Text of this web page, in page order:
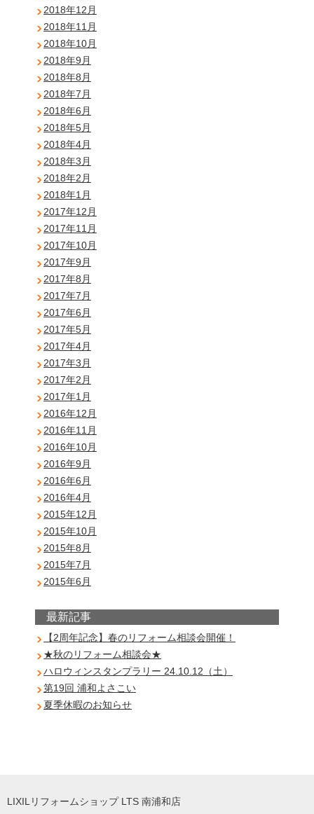
2018年12月
2018年11月
2018年10月
2018年9月
2018年8月
2018年7月
2018年6月
2018年5月
2018年4月
2018年3月
2018年2月
2018年1月
2017年12月
2017年11月
2017年10月
2017年9月
2017年8月
2017年7月
2017年6月
2017年5月
2017年4月
2017年3月
2017年2月
2017年1月
2016年12月
2016年11月
2016年10月
2016年9月
2016年6月
2016年4月
2015年12月
2015年10月
2015年8月
2015年7月
2015年6月
最新記事
【2周年記念】春のリフォーム相談会開催！
★秋のリフォーム相談会★
ハロウィンスタンプラリー 24.10.12（土）
第19回 浦和よさこい
夏季休暇のお知らせ
LIXILリフォームショップ LTS 南浦和店